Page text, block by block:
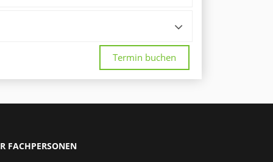
Termin buchen
FACHPERSONEN